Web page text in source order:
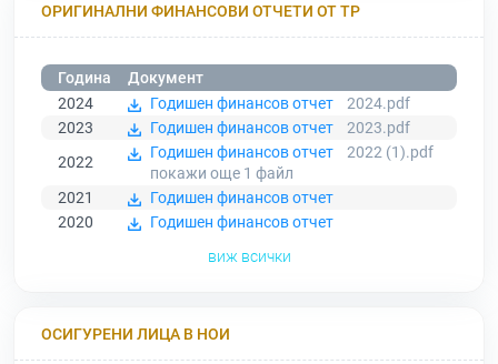
ОРИГИНАЛНИ ФИНАНСОВИ ОТЧЕТИ ОТ ТР
Година
Документ
2024
Годишен финансов отчет
2024.pdf
2023
Годишен финансов отчет
2023.pdf
2022
Годишен финансов отчет
2022 (1).pdf
покажи още 1 файл
2021
Годишен финансов отчет
2020
Годишен финансов отчет
виж всички
ОСИГУРЕНИ ЛИЦА В НОИ